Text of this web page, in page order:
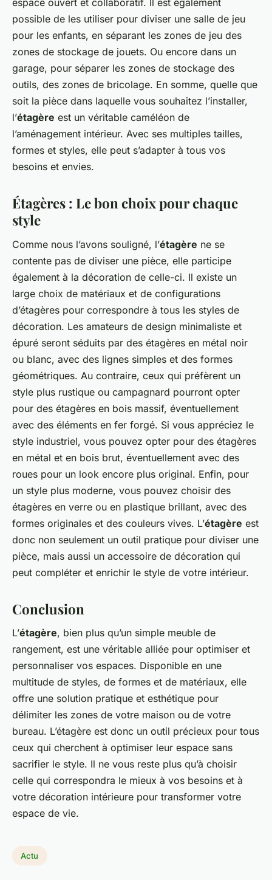
possible de les utiliser pour diviser une salle de jeu
pour les enfants, en séparant les zones de jeu des
zones de stockage de jouets. Ou encore dans un
garage, pour séparer les zones de stockage des
outils, des zones de bricolage. En somme, quelle que
soit la pièce dans laquelle vous souhaitez l’installer,
l’étagère est un véritable caméléon de
l’aménagement intérieur. Avec ses multiples tailles,
formes et styles, elle peut s’adapter à tous vos
besoins et envies.
Étagères : Le bon choix pour chaque
style
Comme nous l’avons souligné, l’étagère ne se
contente pas de diviser une pièce, elle participe
également à la décoration de celle-ci. Il existe un
large choix de matériaux et de configurations
d’étagères pour correspondre à tous les styles de
décoration. Les amateurs de design minimaliste et
épuré seront séduits par des étagères en métal noir
ou blanc, avec des lignes simples et des formes
géométriques. Au contraire, ceux qui préfèrent un
style plus rustique ou campagnard pourront opter
pour des étagères en bois massif, éventuellement
avec des éléments en fer forgé. Si vous appréciez le
style industriel, vous pouvez opter pour des étagères
en métal et en bois brut, éventuellement avec des
roues pour un look encore plus original. Enfin, pour
un style plus moderne, vous pouvez choisir des
étagères en verre ou en plastique brillant, avec des
formes originales et des couleurs vives. L’étagère est
donc non seulement un outil pratique pour diviser une
pièce, mais aussi un accessoire de décoration qui
peut compléter et enrichir le style de votre intérieur.
Conclusion
L’étagère, bien plus qu’un simple meuble de
rangement, est une véritable alliée pour optimiser et
personnaliser vos espaces. Disponible en une
multitude de styles, de formes et de matériaux, elle
offre une solution pratique et esthétique pour
délimiter les zones de votre maison ou de votre
bureau. L’étagère est donc un outil précieux pour tous
ceux qui cherchent à optimiser leur espace sans
sacrifier le style. Il ne vous reste plus qu’à choisir
celle qui correspondra le mieux à vos besoins et à
votre décoration intérieure pour transformer votre
espace de vie.
Actu